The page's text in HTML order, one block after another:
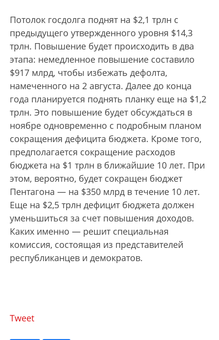
Потолок госдолга поднят на $2,1 трлн с
предыдущего утвержденного уровня $14,3
трлн. Повышение будет происходить в два
этапа: немедленное повышение составило
$917 млрд, чтобы избежать дефолта,
намеченного на 2 августа. Далее до конца
года планируется поднять планку еще на $1,2
трлн. Это повышение будет обсуждаться в
ноябре одновременно с подробным планом
сокращения дефицита бюджета. Кроме того,
предполагается сокращение расходов
бюджета на $1 трлн в ближайшие 10 лет. При
этом, вероятно, будет сокращен бюджет
Пентагона — на $350 млрд в течение 10 лет.
Еще на $2,5 трлн дефицит бюджета должен
уменьшиться за счет повышения доходов.
Каких именно — решит специальная
комиссия, состоящая из представителей
республиканцев и демократов.
Tweet